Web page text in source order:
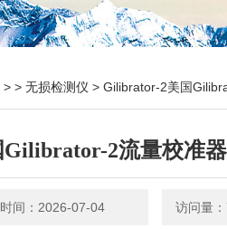
> > 无损检测仪 > Gilibrator-2美国
Gilibrator-2流量校准
时间：2026-07-04 访问量